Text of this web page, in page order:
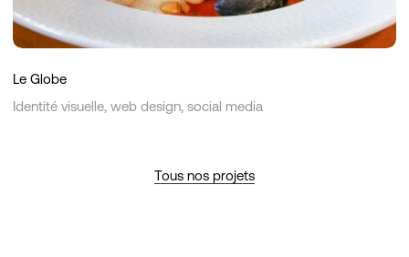
Le Globe
Identité visuelle, web design, social media
Tous nos projets